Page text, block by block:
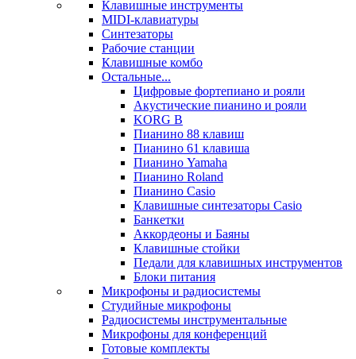
Клавишные инструменты
MIDI-клавиатуры
Синтезаторы
Рабочие станции
Клавишные комбо
Остальные...
Цифровые фортепиано и рояли
Акустические пианино и рояли
KORG B
Пианино 88 клавиш
Пианино 61 клавиша
Пианино Yamaha
Пианино Roland
Пианино Casio
Клавишные синтезаторы Casio
Банкетки
Аккордеоны и Баяны
Клавишные стойки
Педали для клавишных инструментов
Блоки питания
Микрофоны и радиосистемы
Студийные микрофоны
Радиосистемы инструментальные
Микрофоны для конференций
Готовые комплекты